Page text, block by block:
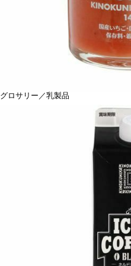
グロサリー／乳製品